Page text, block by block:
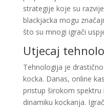
strategije koje su
blackjacka mogu
što su mnogi igrači
Utjecaj
Tehnologija je
kocka. Danas, online
pristup širokom
dinamiku kockanja.